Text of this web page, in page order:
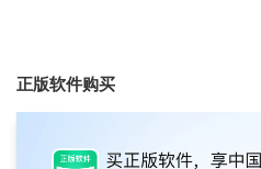
正版软件购买